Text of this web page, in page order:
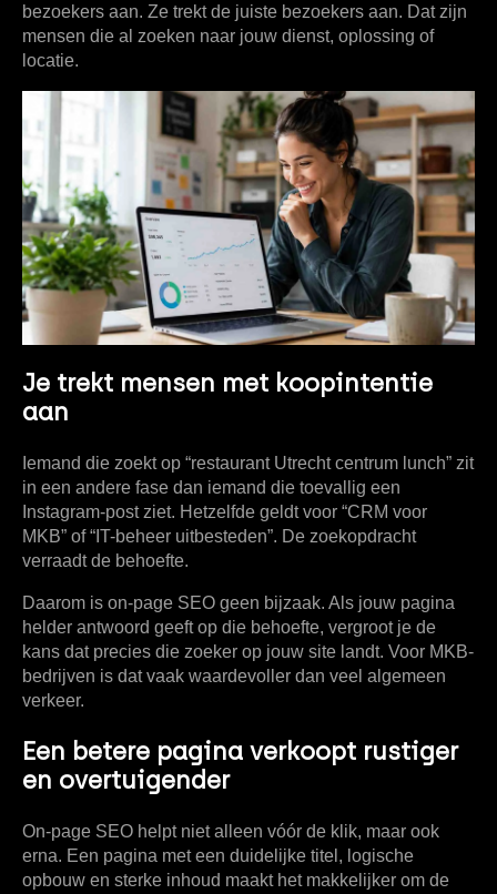
bezoekers aan. Ze trekt de juiste bezoekers aan. Dat zijn
mensen die al zoeken naar jouw dienst, oplossing of
locatie.
Je trekt mensen met koopintentie
aan
Iemand die zoekt op “restaurant Utrecht centrum lunch” zit
in een andere fase dan iemand die toevallig een
Instagram-post ziet. Hetzelfde geldt voor “CRM voor
MKB” of “IT-beheer uitbesteden”. De zoekopdracht
verraadt de behoefte.
Daarom is on-page SEO geen bijzaak. Als jouw pagina
helder antwoord geeft op die behoefte, vergroot je de
kans dat precies die zoeker op jouw site landt. Voor MKB-
bedrijven is dat vaak waardevoller dan veel algemeen
verkeer.
Een betere pagina verkoopt rustiger
en overtuigender
On-page SEO helpt niet alleen vóór de klik, maar ook
erna. Een pagina met een duidelijke titel, logische
opbouw en sterke inhoud maakt het makkelijker om de